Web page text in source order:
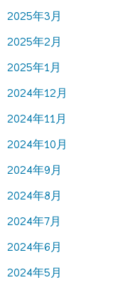
2025年3月
2025年2月
2025年1月
2024年12月
2024年11月
2024年10月
2024年9月
2024年8月
2024年7月
2024年6月
2024年5月